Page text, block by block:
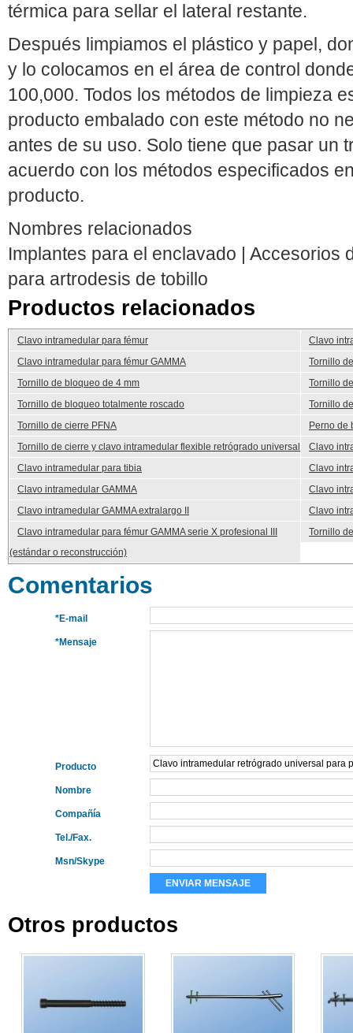
térmica para sellar el lateral restante.
Después limpiamos el plástico y papel,
y lo colocamos en el área de control
100,000. Todos los métodos de limpieza
producto embalado con este método no
antes de su uso. Solo tiene que pasar un
acuerdo con los métodos especificados
producto.
Nombres relacionados
Implantes para el enclavado | Accesorios
para artrodesis de tobillo
Productos relacionados
Clavo intramedular para fémur
Clavo
Clavo intramedular para fémur GAMMA
Tornillo
Tornillo de bloqueo de 4 mm
Tornillo
Tornillo de bloqueo totalmente roscado
Tornillo
Tornillo de cierre PFNA
Perno de
Tornillo de cierre y clavo intramedular flexible retrógrado universal
Clavo
Clavo intramedular para tibia
Clavo
Clavo intramedular GAMMA
Clavo
Clavo intramedular GAMMA extralargo II
Clavo
Clavo intramedular para fémur GAMMA serie X profesional III
(estándar o reconstrucción)
Tornillo
Comentarios
*E-mail
*Mensaje
Producto
Nombre
Compañía
Tel./Fax.
Msn/Skype
Otros productos